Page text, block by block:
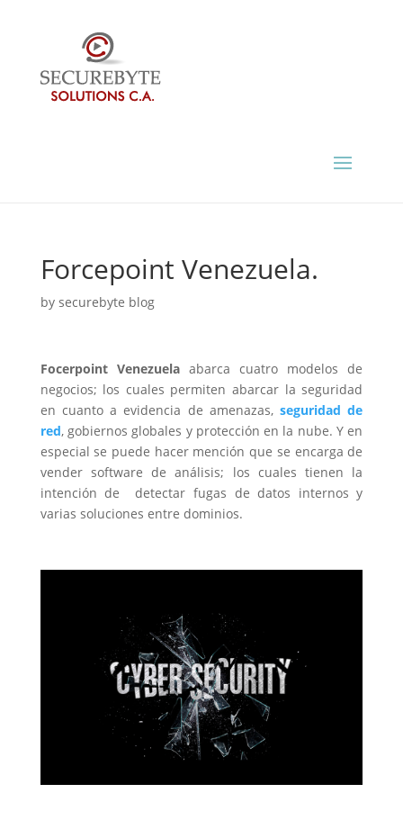
Forcepoint Venezuela.
by securebyte blog
Focerpoint Venezuelaabarca cuatro modelos de
negocios; los cuales permiten abarcar la seguridad
en cuanto a evidencia de amenazas, seguridad de
red, gobiernos globales y protección en la nube. Y en
especial se puede hacer mención que se encarga de
vender software de análisis; los cuales tienen la
intención de detectar fugas de datos internos y
varias soluciones entre dominios.